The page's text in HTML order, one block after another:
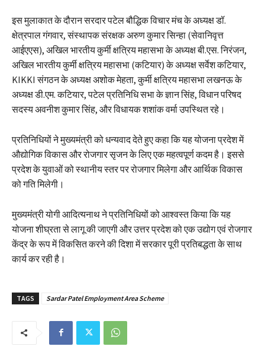
इस मुलाकात के दौरान सरदार पटेल बौद्धिक विचार मंच के अध्यक्ष डॉ.
क्षेत्रपाल गंगवार, संस्थापक संरक्षक अरुण कुमार सिन्हा (सेवानिवृत्त
आईएएस), अखिल भारतीय कुर्मी क्षत्रिय महासभा के अध्यक्ष बी.एस. निरंजन,
अखिल भारतीय कुर्मी क्षत्रिय महासभा (कटियार) के अध्यक्ष सर्वेश कटियार,
KIKKI संगठन के अध्यक्ष अशोक मेहता, कुर्मी क्षत्रिय महासभा लखनऊ के
अध्यक्ष डी.एम. कटियार, पटेल प्रतिनिधि सभा के ज्ञान सिंह, विधान परिषद
सदस्य अवनीश कुमार सिंह, और विधायक शशांक वर्मा उपस्थित रहे।
प्रतिनिधियों ने मुख्यमंत्री को धन्यवाद देते हुए कहा कि यह योजना प्रदेश में
औद्योगिक विकास और रोजगार सृजन के लिए एक महत्वपूर्ण कदम है। इससे
प्रदेश के युवाओं को स्थानीय स्तर पर रोजगार मिलेगा और आर्थिक विकास
को गति मिलेगी।
मुख्यमंत्री योगी आदित्यनाथ ने प्रतिनिधियों को आश्वस्त किया कि यह
योजना शीघ्रता से लागू की जाएगी और उत्तर प्रदेश को एक उद्योग एवं रोजगार
केंद्र के रूप में विकसित करने की दिशा में सरकार पूरी प्रतिबद्धता के साथ
कार्य कर रही है।
TAGS Sardar Patel Employment Area Scheme